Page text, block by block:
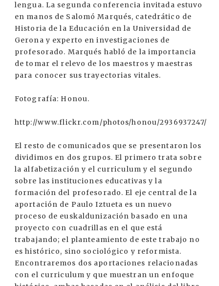
lengua. La segunda conferencia invitada estuvo
en manos de Salomó Marqués, catedrático de
Historia de la Educación en la Universidad de
Gerona y experto en investigaciones de
profesorado. Marqués habló de la importancia
de tomar el relevo de los maestros y maestras
para conocer sus trayectorias vitales.
Fotografía: Honou.
http://www.flickr.com/photos/honou/2936937247/
El resto de comunicados que se presentaron los
dividimos en dos grupos. El primero trata sobre
la alfabetización y el curriculum y el segundo
sobre las instituciones educativas y la
formación del profesorado. El eje central de la
aportación de Paulo Iztueta es un nuevo
proceso de euskaldunización basado en una
proyecto con cuadrillas en el que está
trabajando; el planteamiento de este trabajo no
es histórico, sino sociológico y reformista.
Encontraremos dos aportaciones relacionadas
con el curriculum y que muestran un enfoque